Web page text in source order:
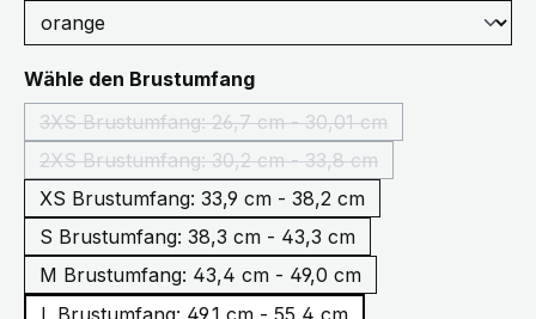
Wähle den Brustumfangauswählen
3XS Brustumfang: 26,7 cm - 30,01 cm
(Diese Option ist zurzeit nicht verfügbar.)
2XS Brustumfang: 30,2 cm - 33,8 cm
(Diese Option ist zurzeit nicht verfügbar.)
XS Brustumfang: 33,9 cm - 38,2 cm
S Brustumfang: 38,3 cm - 43,3 cm
M Brustumfang: 43,4 cm - 49,0 cm